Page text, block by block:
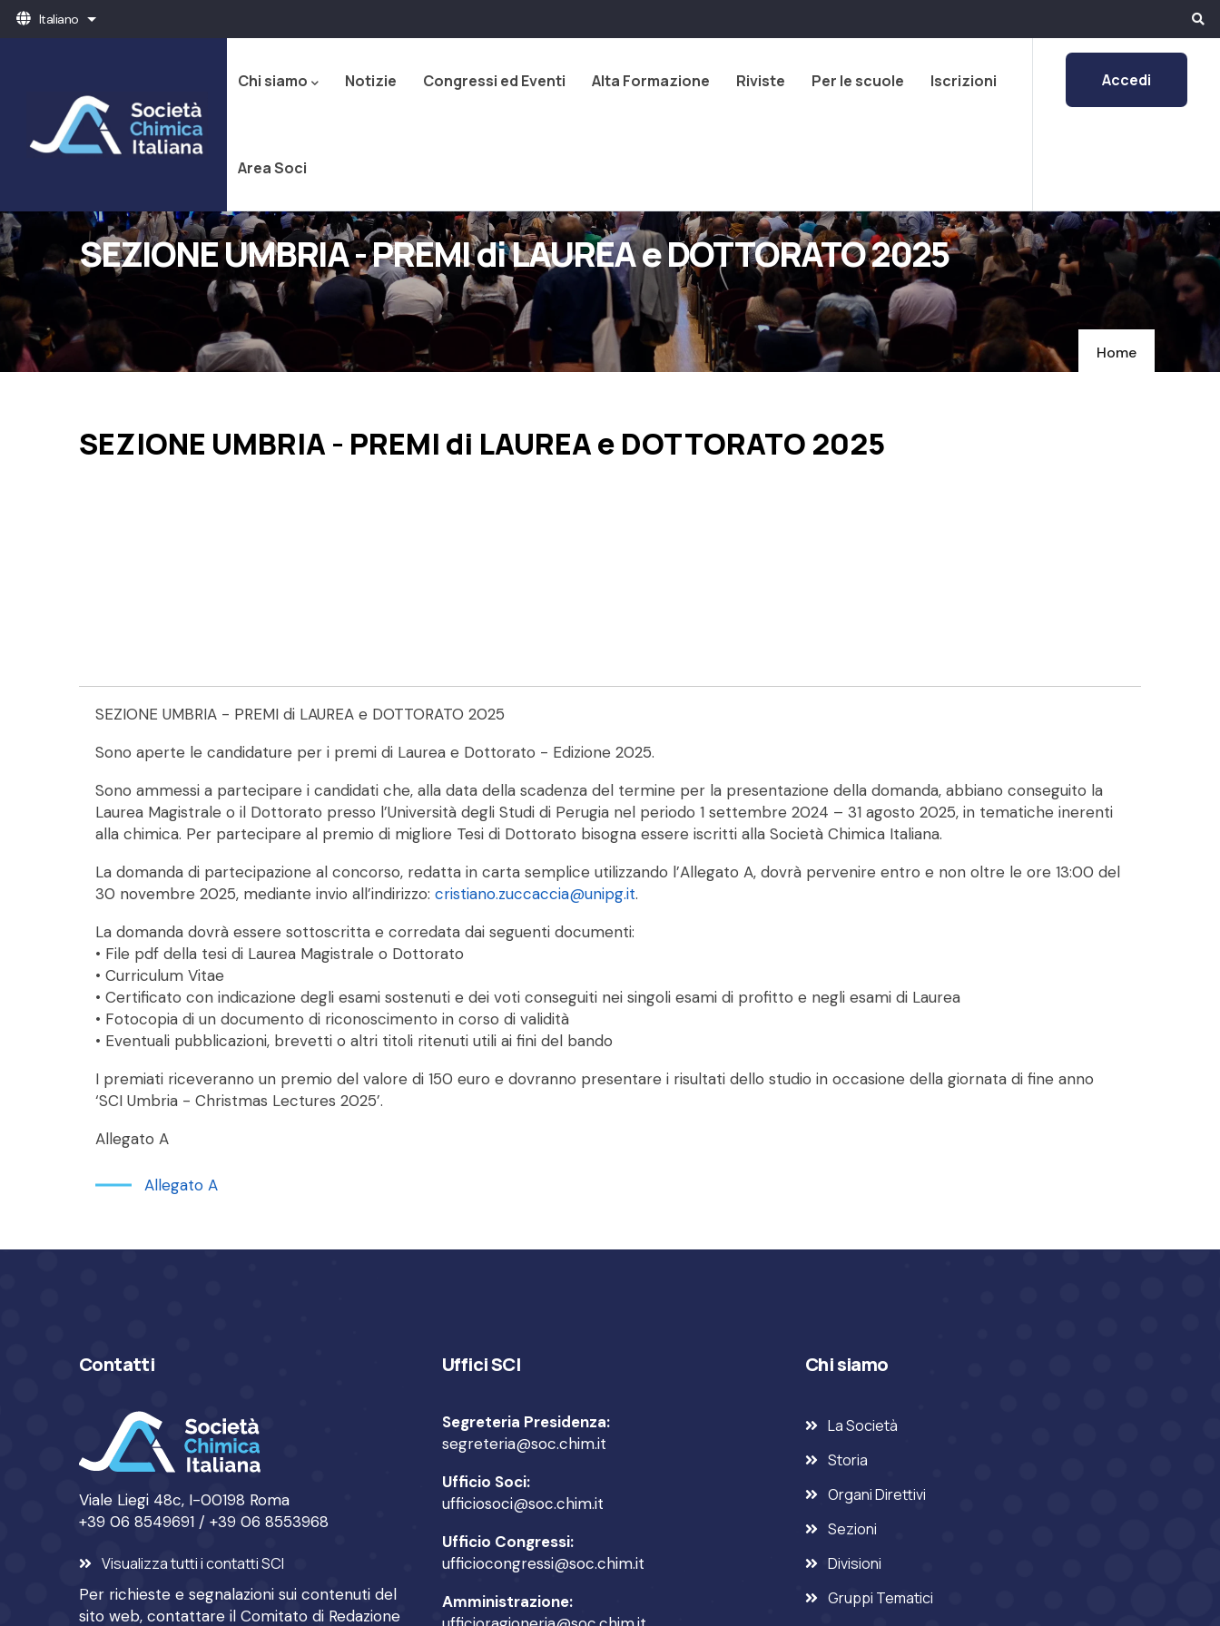
Salta Italiano Mostra ulteriori azioni
principale
Chi siamo Notizie Congressi ed Eventi Alta Formazione Riviste Per le scuole Iscrizioni
Area Soci
Accedi
SEZIONE UMBRIA - PREMI di LAUREA e DOTTORATO 2025
Home
SEZIONE UMBRIA - PREMI di LAUREA e DOTTORATO 2025
SEZIONE UMBRIA - PREMI di LAUREA e DOTTORATO 2025
Sono aperte le candidature per i premi di Laurea e Dottorato - Edizione 2025.
Sono ammessi a partecipare i candidati che, alla data della scadenza del termine per la presentazione della domanda, abbiano conseguito la
Laurea Magistrale o il Dottorato presso l’Università degli Studi di Perugia nel periodo 1 settembre 2024 – 31 agosto 2025, in tematiche inerenti
alla chimica. Per partecipare al premio di migliore Tesi di Dottorato bisogna essere iscritti alla Società Chimica Italiana.
La domanda di partecipazione al concorso, redatta in carta semplice utilizzando l’Allegato A, dovrà pervenire entro e non oltre le ore 13:00 del
30 novembre 2025, mediante invio all’indirizzo: cristiano.zuccaccia@unipg.it.
La domanda dovrà essere sottoscritta e corredata dai seguenti documenti:
• File pdf della tesi di Laurea Magistrale o Dottorato
• Curriculum Vitae
• Certificato con indicazione degli esami sostenuti e dei voti conseguiti nei singoli esami di profitto e negli esami di Laurea
• Fotocopia di un documento di riconoscimento in corso di validità
• Eventuali pubblicazioni, brevetti o altri titoli ritenuti utili ai fini del bando
I premiati riceveranno un premio del valore di 150 euro e dovranno presentare i risultati dello studio in occasione della giornata di fine anno
‘SCI Umbria - Christmas Lectures 2025’.
Allegato A
Allegato A
Contatti
Viale Liegi 48c, I-00198 Roma
+39 06 8549691 / +39 06 8553968
Visualizza tutti i contatti SCI
Per richieste e segnalazioni sui contenuti del
sito web, contattare il Comitato di Redazione
Uffici SCI
Segreteria Presidenza:
segreteria@soc.chim.it
Ufficio Soci:
ufficiosoci@soc.chim.it
Ufficio Congressi:
ufficiocongressi@soc.chim.it
Amministrazione:
Chi siamo
La Società
Storia
Organi Direttivi
Sezioni
Divisioni
Gruppi Tematici